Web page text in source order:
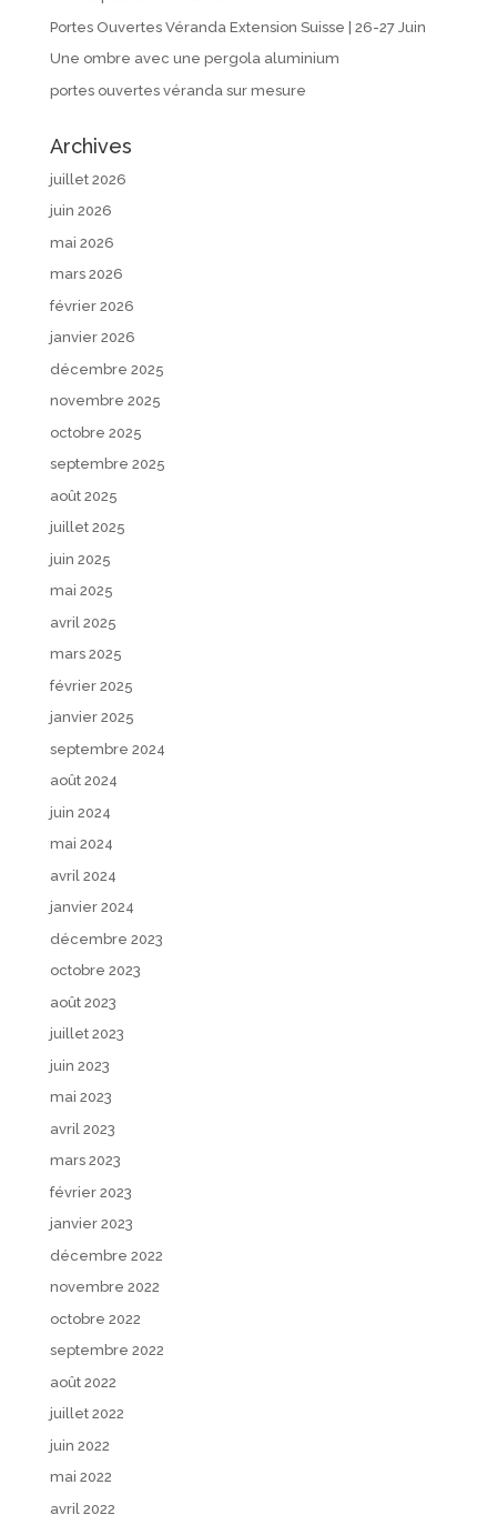
Portes Ouvertes Véranda Extension Suisse | 26-27 Juin
Une ombre avec une pergola aluminium
portes ouvertes véranda sur mesure
Archives
juillet 2026
juin 2026
mai 2026
mars 2026
février 2026
janvier 2026
décembre 2025
novembre 2025
octobre 2025
septembre 2025
août 2025
juillet 2025
juin 2025
mai 2025
avril 2025
mars 2025
février 2025
janvier 2025
septembre 2024
août 2024
juin 2024
mai 2024
avril 2024
janvier 2024
décembre 2023
octobre 2023
août 2023
juillet 2023
juin 2023
mai 2023
avril 2023
mars 2023
février 2023
janvier 2023
décembre 2022
novembre 2022
octobre 2022
septembre 2022
août 2022
juillet 2022
juin 2022
mai 2022
avril 2022